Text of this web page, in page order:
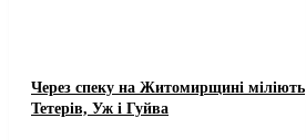
Через спеку на Житомирщині міліють
Тетерів, Уж і Гуйва